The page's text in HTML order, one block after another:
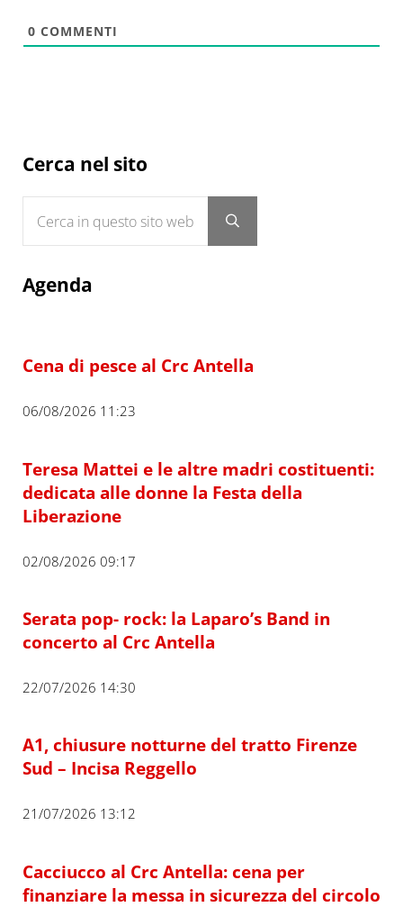
0 COMMENTI
Sidebar
Cerca nel sito
Submit search
Agenda
Cena di pesce al Crc Antella
06/08/2026 11:23
Teresa Mattei e le altre madri costituenti:
dedicata alle donne la Festa della
Liberazione
02/08/2026 09:17
Serata pop- rock: la Laparo’s Band in
concerto al Crc Antella
22/07/2026 14:30
A1, chiusure notturne del tratto Firenze
Sud – Incisa Reggello
21/07/2026 13:12
Cacciucco al Crc Antella: cena per
finanziare la messa in sicurezza del circolo